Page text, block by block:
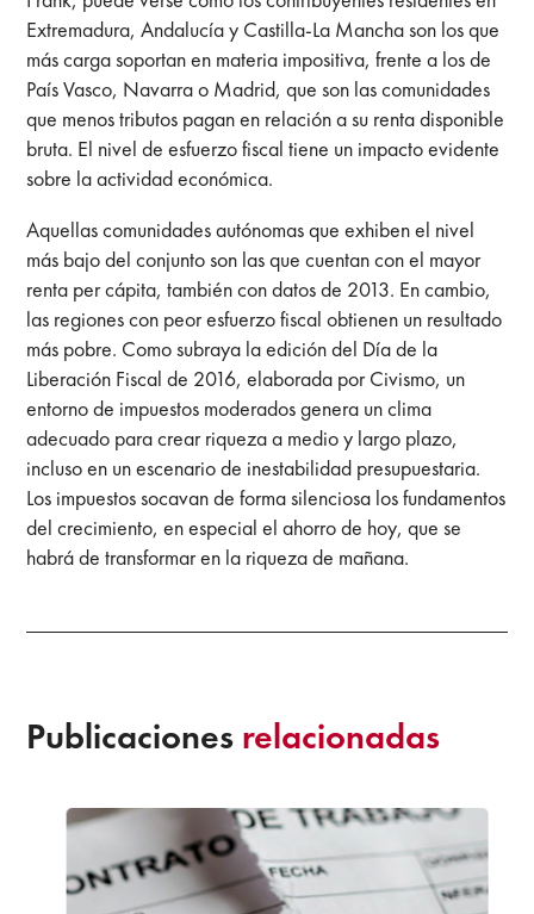
Extremadura, Andalucía y Castilla-La Mancha son los que
más carga soportan en materia impositiva, frente a los de
País Vasco, Navarra o Madrid, que son las comunidades
que menos tributos pagan en relación a su renta disponible
bruta. El nivel de esfuerzo fiscal tiene un impacto evidente
sobre la actividad económica.
Aquellas comunidades autónomas que exhiben el nivel
más bajo del conjunto son las que cuentan con el mayor
renta per cápita, también con datos de 2013. En cambio,
las regiones con peor esfuerzo fiscal obtienen un resultado
más pobre. Como subraya la edición del Día de la
Liberación Fiscal de 2016, elaborada por Civismo, un
entorno de impuestos moderados genera un clima
adecuado para crear riqueza a medio y largo plazo,
incluso en un escenario de inestabilidad presupuestaria.
Los impuestos socavan de forma silenciosa los fundamentos
del crecimiento, en especial el ahorro de hoy, que se
habrá de transformar en la riqueza de mañana.
Publicaciones relacionadas